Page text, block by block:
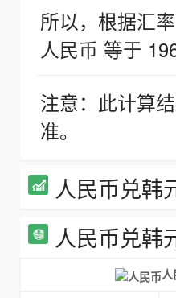
所以，根据汇
人民币 等于
注意：此计算
准。
人民币兑韩
人民币兑韩
人